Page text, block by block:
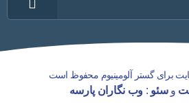
برای گستر آلومینیوم محفوظ است
وسئو : وب نگاران پارسه